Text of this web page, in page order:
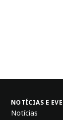
NOTÍCIAS E
Notícias